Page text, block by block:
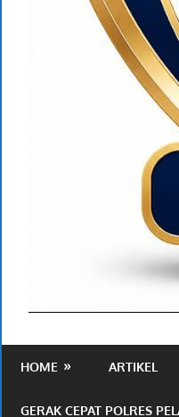
Publik
HOME ARTIKEL
GERAK CEPAT POLRES